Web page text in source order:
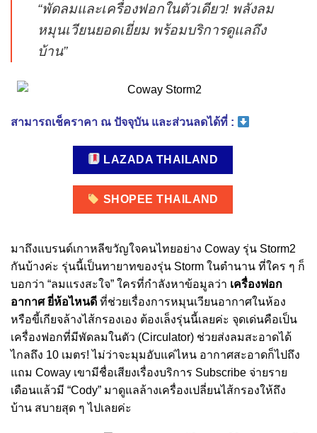
“พัดลมและเครื่องฟอกในตัวเดียว! พลังลม
หมุนเวียนยอดเยี่ยม พร้อมบริการดูแลถึง
บ้าน”
สามารถเช็คราคา ณ ปัจจุบัน และส่วนลดได้ที่ :
LAZADA THAILAND
SHOPEE THAILAND
มาถึงแบรนด์เกาหลีขวัญใจคนไทยอย่าง Coway รุ่น Storm2
กันบ้างค่ะ รุ่นนี้เป็นทายาทของรุ่น Storm ในตำนาน ที่ใคร ๆ ก็
บอกว่า “ลมแรงสะใจ” ใครที่กำลังหาข้อมูลว่า เครื่องฟอก
อากาศ ยี่ห้อไหนดี ที่ช่วยเรื่องการหมุนเวียนอากาศในห้อง
หรือขี้เกียจล้างไส้กรองเอง ต้องเล็งรุ่นนี้เลยค่ะ จุดเด่นคือเป็น
เครื่องฟอกที่มีพัดลมในตัว (Circulator) ช่วยส่งลมสะอาดได้
ไกลถึง 10 เมตร! ไม่ว่าจะมุมอับแค่ไหน อากาศสะอาดก็ไปถึง
แถม Coway เขามีชื่อเสียงเรื่องบริการ Subscribe จ่ายราย
เดือนแล้วมี “Cody” มาดูแลล้างเครื่องเปลี่ยนไส้กรองให้ถึง
บ้าน สบายสุด ๆ ไปเลยค่ะ